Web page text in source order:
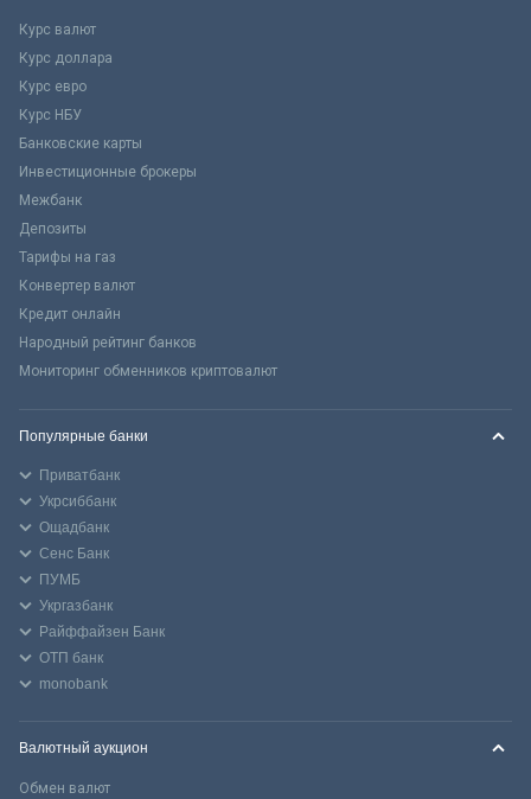
Курс валют
Курс доллара
Курс евро
Курс НБУ
Банковские карты
Инвестиционные брокеры
Межбанк
Депозиты
Тарифы на газ
Конвертер валют
Кредит онлайн
Народный рейтинг банков
Мониторинг обменников криптовалют
Популярные банки
Приватбанк
Укрсиббанк
Ощадбанк
Сенс Банк
ПУМБ
Укргазбанк
Райффайзен Банк
ОТП банк
monobank
Валютный аукцион
Обмен валют